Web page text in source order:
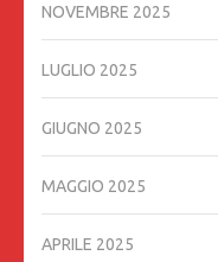
NOVEMBRE 2025
LUGLIO 2025
GIUGNO 2025
MAGGIO 2025
APRILE 2025